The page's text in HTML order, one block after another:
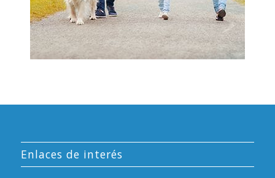
Enlaces de interés